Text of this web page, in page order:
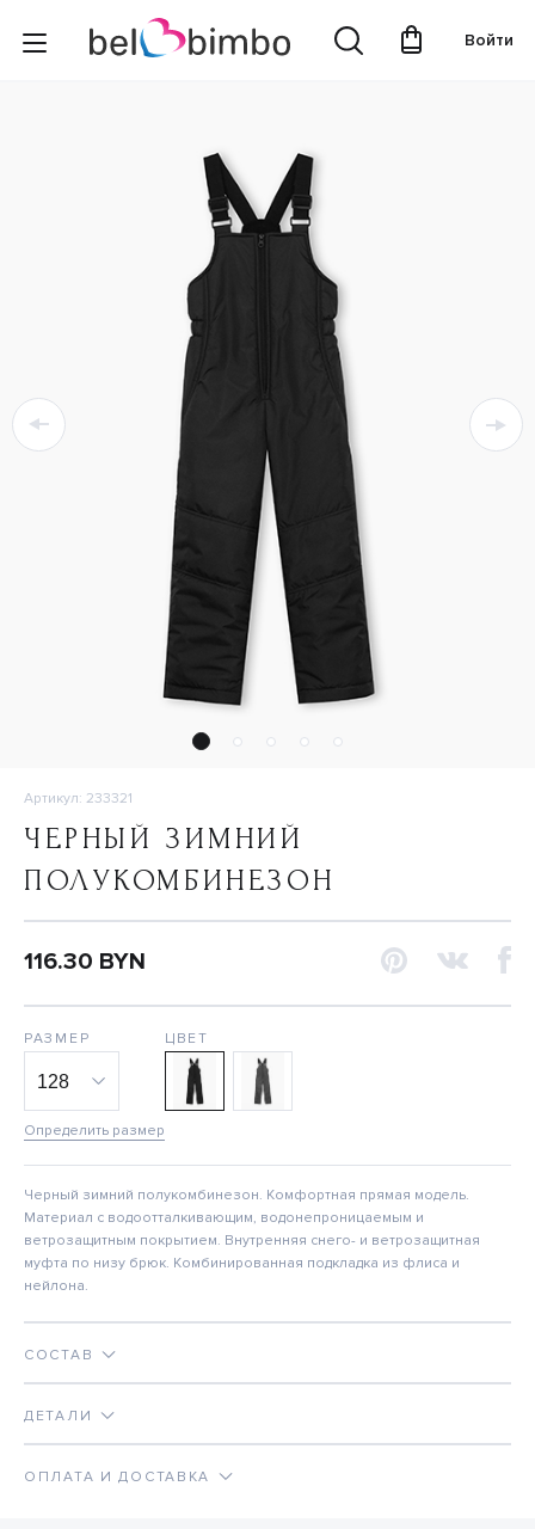
Войти
Артикул: 233321
ЧЕРНЫЙ ЗИМНИЙ
ПОЛУКОМБИНЕЗОН
116.30 BYN
РАЗМЕР
Определить размер
ЦВЕТ
Черный зимний полукомбинезон. Комфортная прямая модель.
Материал с водоотталкивающим, водонепроницаемым и
ветрозащитным покрытием. Внутренняя снего- и ветрозащитная
муфта по низу брюк. Комбинированная подкладка из флиса и
нейлона.
СОСТАВ
ДЕТАЛИ
ОПЛАТА И ДОСТАВКА